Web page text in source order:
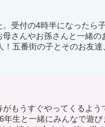
受付の4時半になったら
さんやお孫さんと一緒の
五番街の子とそのお友達
もうすぐやってくるよ
生と一緒にみんなで遊